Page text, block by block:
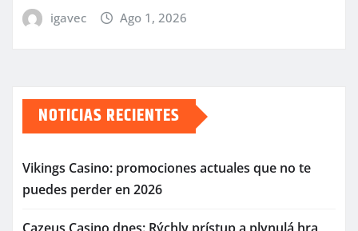
igavec Ago 1, 2026
NOTICIAS RECIENTES
Vikings Casino: promociones actuales que no te
puedes perder en 2026